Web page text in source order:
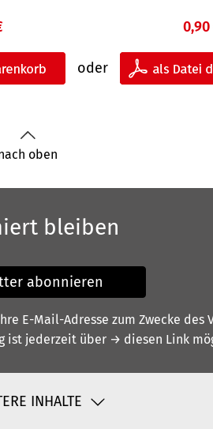
oder
0,90
oben
bleiben
abonnieren
E-Mail-Adresse zum Zwecke
ist jederzeit über → diesen Link
INHALTE